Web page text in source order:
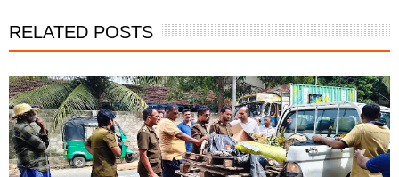
RELATED POSTS